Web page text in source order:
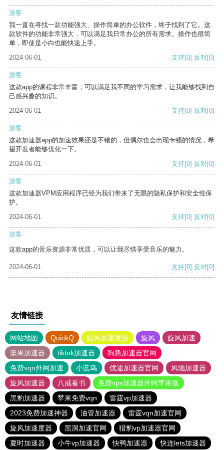
游客
我一直在寻找一款功能强大、操作简单的办公软件，终于找到了它。这
款软件的功能非常强大，可以满足我日常办公的所有需求。操作也很简
单，即使是小白也能快速上手。
2024-06-01
支持[0] 反对[0]
游客
这款app的课程非常丰富，可以满足我不同的学习需求，让我能够找到自
己感兴趣的知识。
2024-06-01
支持[0] 反对[0]
游客
这款加速器app的加速效果还是不错的，但偶尔也会出现卡顿的情况，希
望开发者能够优化一下。
2024-06-01
支持[0] 反对[0]
游客
这款加速器VPM应用程序已经为我们带来了无限的隐私保护和安全性保
护。
2024-06-01
支持[0] 反对[0]
游客
这款app的音乐资源非常优质，可以让我尽情享受音乐的魅力。
2024-06-01 支持[0] 反对[0]
友情链接
网站地图 QuickQ 旋风加速度器 旋风
旋风加速
坚果加速器
tiktok加速器
狗急加速器官网
免费vqn外网加速
小蓝鸟 优途加速器官网
风驰加速器
旋风加速器
八戒看书
免费vps加速器外网苹果版
黑豹加速器
苹果免费vqn
雷霆vp加速器
2023免费加速神器
油管加速器
雷霆vqn加速官网
旋风加速度器
黑洞加速官网
猎豹vp加速器官网
夏时加速器
小牛vp加速器 快鸭加速器 快连lets加速器